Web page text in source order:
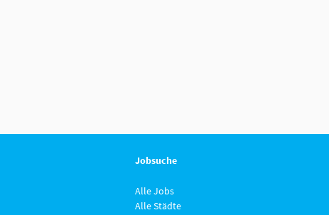
Jobsuche
Alle Jobs
Alle Städte